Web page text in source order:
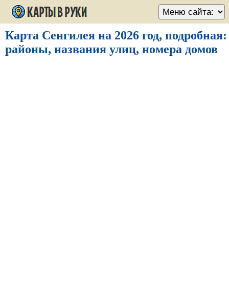
Карта Сенгилея на 2026 год, подробная:
районы, названия улиц, номера домов